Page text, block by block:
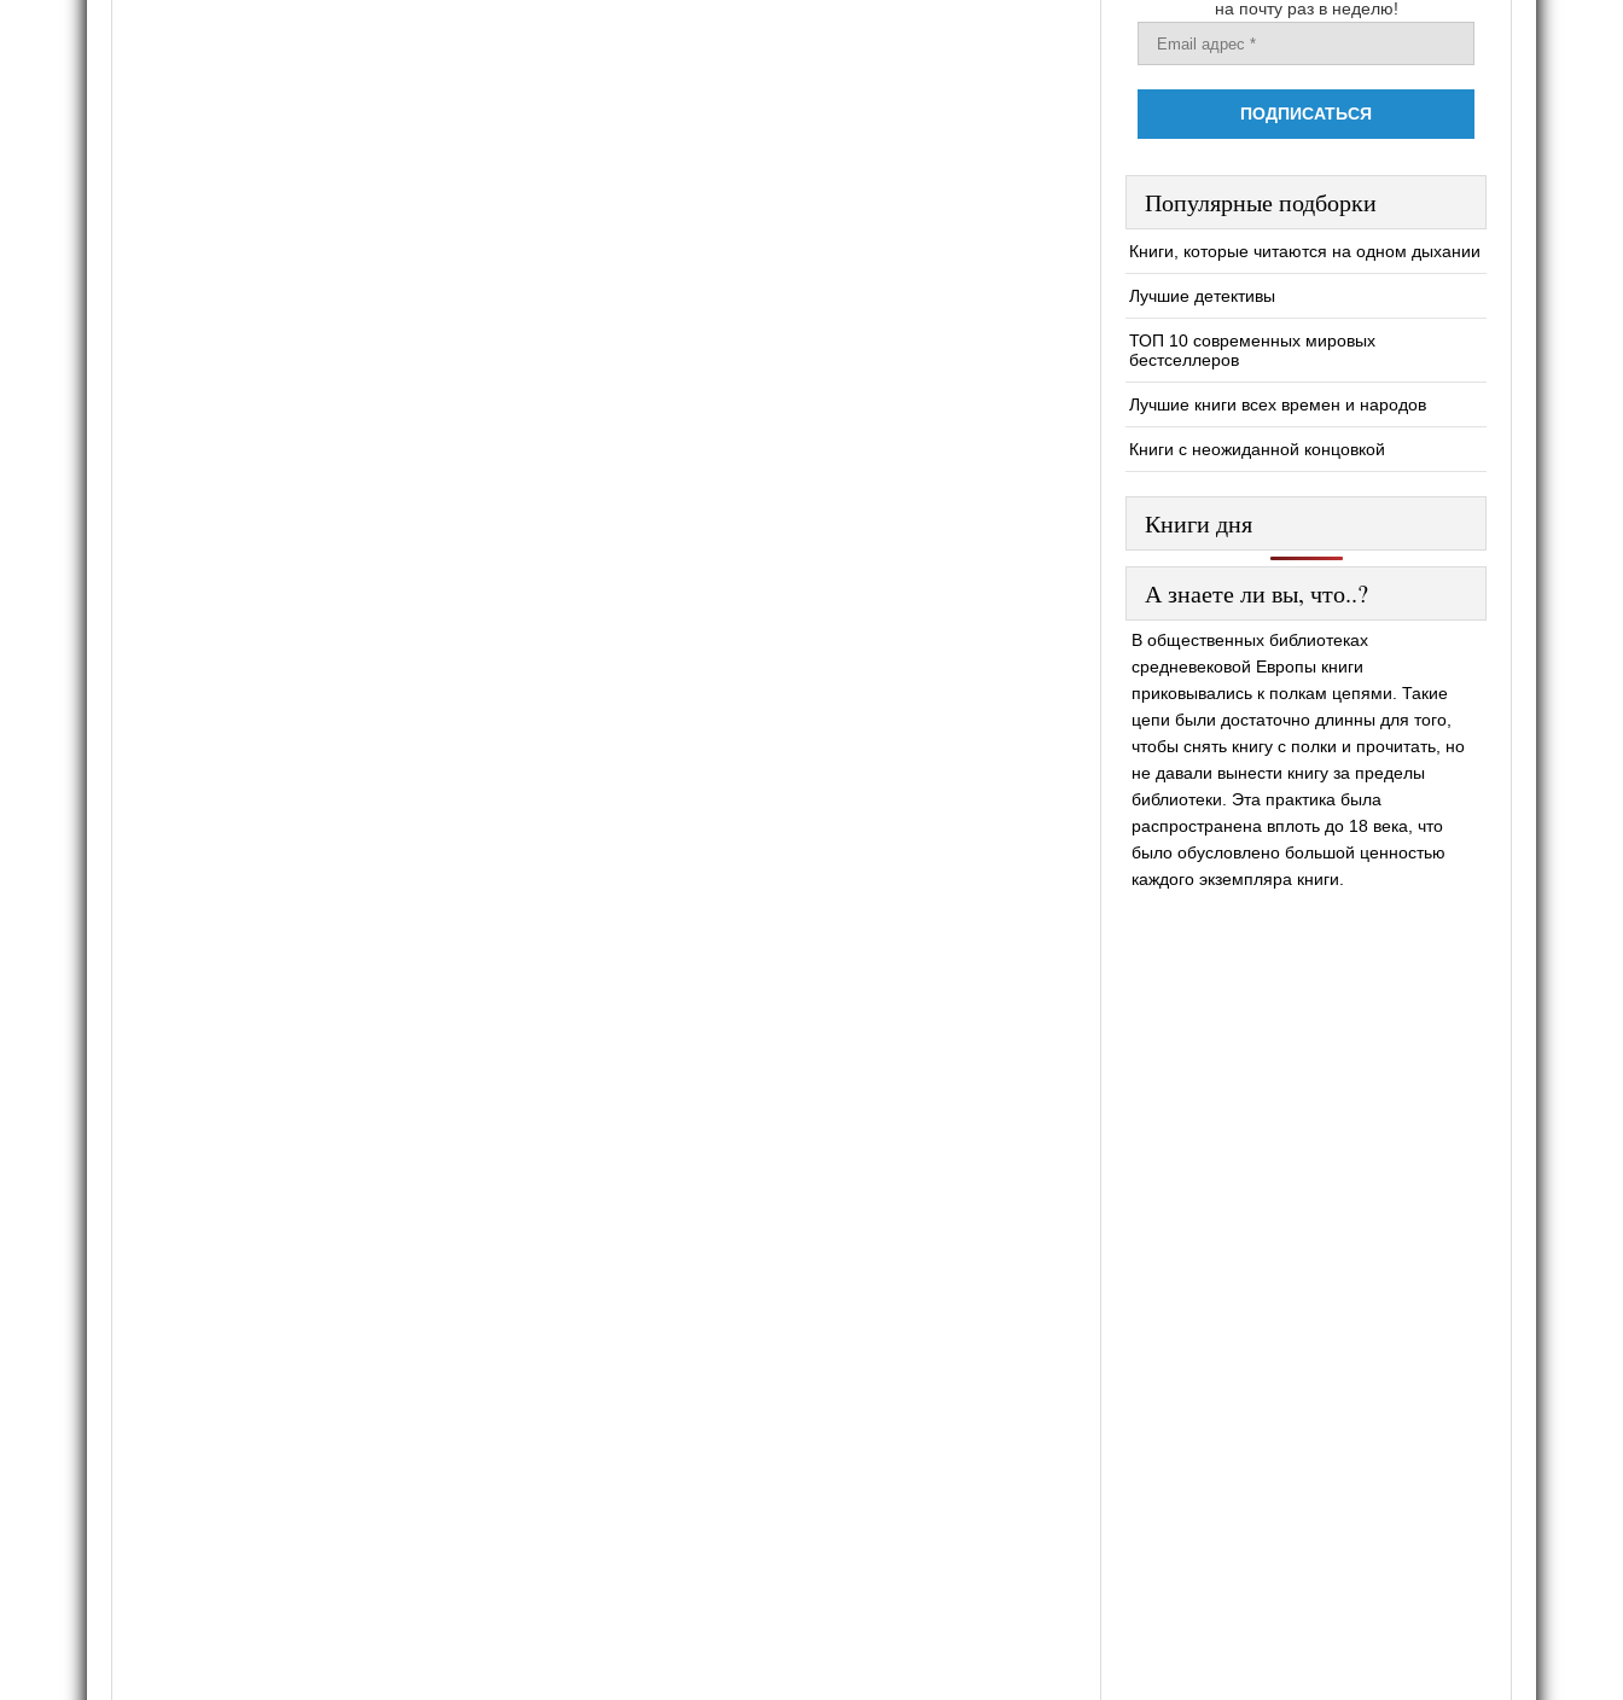
на почту раз в неделю!
Популярные подборки
Книги, которые читаются на одном дыхании
Лучшие детективы
ТОП 10 современных мировых
бестселлеров
Лучшие книги всех времен и народов
Книги с неожиданной концовкой
Книги дня
А знаете ли вы, что..?
В общественных библиотеках
средневековой Европы книги
приковывались к полкам цепями. Такие
цепи были достаточно длинны для того,
чтобы снять книгу с полки и прочитать, но
не давали вынести книгу за пределы
библиотеки. Эта практика была
распространена вплоть до 18 века, что
было обусловлено большой ценностью
каждого экземпляра книги.